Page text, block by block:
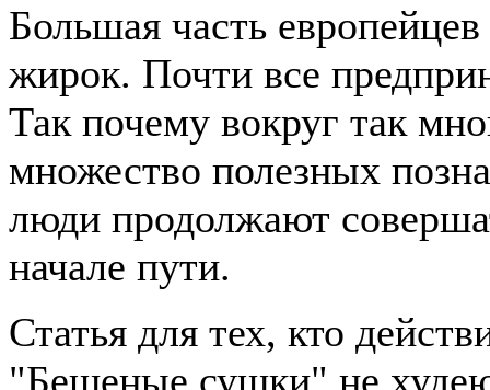
Большая часть
жирок. Почти все
Так почему вокруг так
множество полезных
люди продолжают
начале пути.
Статья для тех, кто
"Бешеные сушки" не